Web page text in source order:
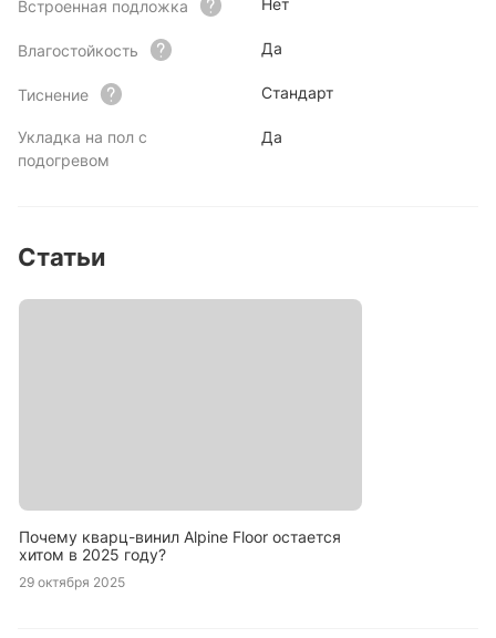
Встроенная подложка Нет
Влагостойкость Да
Тиснение Стандарт
Укладка на пол с
подогревом
Да
Статьи
Почему кварц-винил Alpine Floor остается
хитом в 2025 году?
29 октября 2025